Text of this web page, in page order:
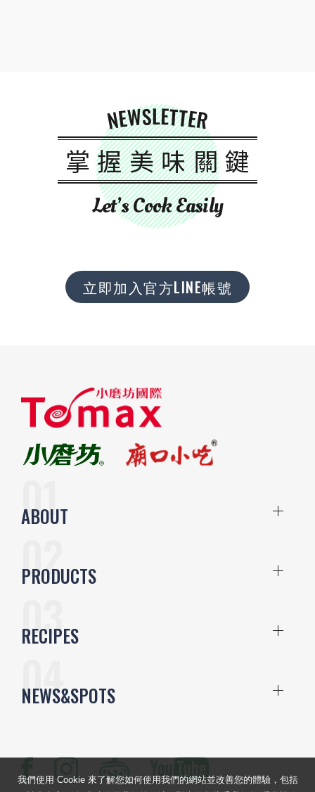
NEWSLETTER
掌握美味關鍵
Let’s Cook Easily
立即加入官方LINE帳號
ABOUT
PRODUCTS
RECIPES
NEWS&SPOTS
我們使用 Cookie 來了解您如何使用我們的網站並改善您的體驗，包括